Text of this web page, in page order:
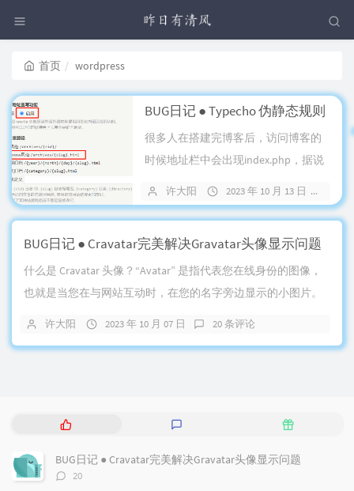
首页 wordpress
BUG日记 ● Typecho 伪静态规则
很多人在搭建完博客后，访问博客的
时候地址栏中会出现index.php，据说
许大阳 2023 年 10 月 13 日
BUG日记 ● Cravatar完美解决Gravatar头像显示问题
什么是 Cravatar 头像？“Avatar” 是指代表您在线身份的图像，
也就是当您在与网站互动时，在您的名字旁边显示的小图片。
许大阳 2023 年 10 月 07 日 20 条评论
热
文
章
评
论
随
文
章
BUG日记 ● Cravatar完美解决Gravatar头像显示问题
评
20